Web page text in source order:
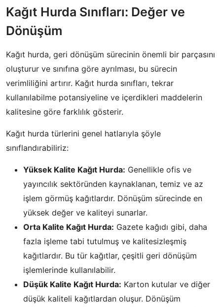
Kağıt Hurda Sınıfları: Değer ve
Dönüşüm
Kağıt hurda, geri dönüşüm sürecinin önemli bir parçasını
oluşturur ve sınıfına göre ayrılması, bu sürecin
verimliliğini artırır. Kağıt hurda sınıfları, tekrar
kullanılabilme potansiyeline ve içerdikleri maddelerin
kalitesine göre farklılık gösterir.
Kağıt hurda türlerini genel hatlarıyla şöyle
sınıflandırabiliriz:
Yüksek Kalite Kağıt Hurda: Genellikle ofis ve
yayıncılık sektöründen kaynaklanan, temiz ve az
işlem görmüş kağıtlardır. Dönüşüm sürecinde en
yüksek değer ve kaliteyi sunarlar.
Orta Kalite Kağıt Hurda: Gazete kağıdı gibi, daha
fazla işleme tabi tutulmuş ve kalitesizleşmiş
kağıtlardır. Bu tür kağıtlar, çeşitli geri dönüşüm
işlemlerinde kullanılabilir.
Düşük Kalite Kağıt Hurda: Karton kutular ve diğer
düşük kaliteli kağıtlardan oluşur. Dönüşüm